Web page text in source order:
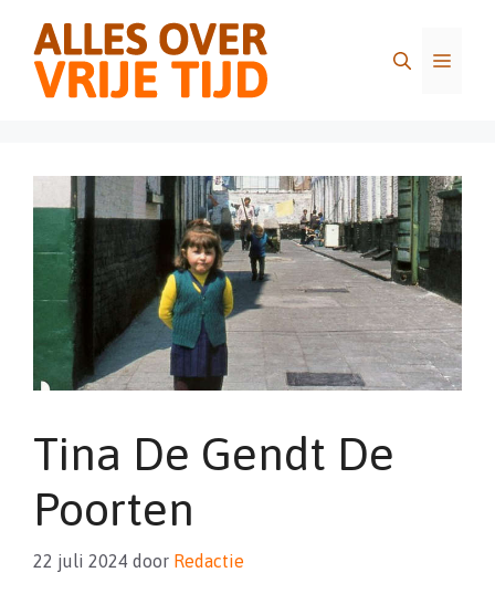
inhoud
Menu
Tina De Gendt De
Poorten
22 juli 2024 door Redactie